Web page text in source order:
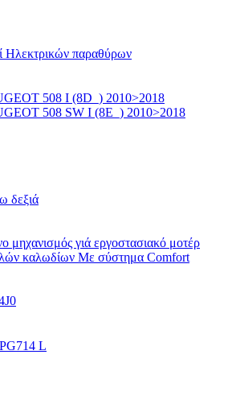
Ηλεκτρικών παραθύρων
508 I (8D_) 2010>2018
508 SW I (8E_) 2010>2018
δεξιά
μηχανισμός γιά εργοστασιακό μοτέρ
καλωδίων Με σύστημα Comfort
L